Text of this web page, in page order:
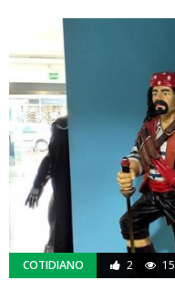
COTIDIANO 2